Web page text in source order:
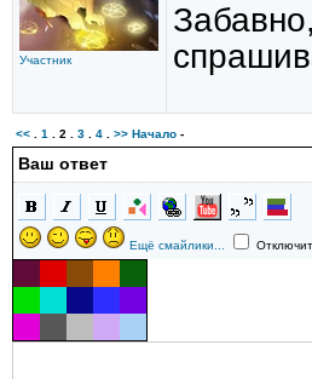
Участник
<< 1 2 3 4 >> Начало -
Ваш ответ
Ещё смайлики...